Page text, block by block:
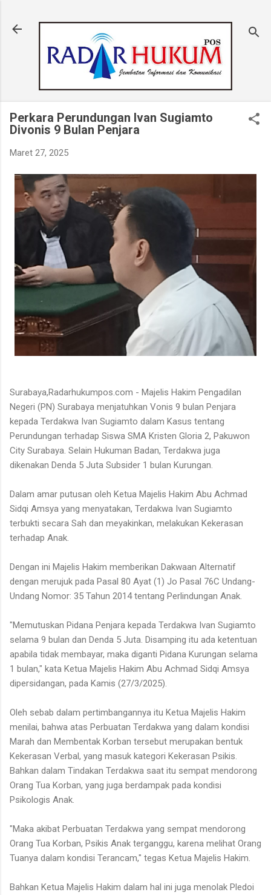
Perkara Perundungan Ivan Sugiamto
Divonis 9 Bulan Penjara
Maret 27, 2025
Surabaya,Radarhukumpos.com - Majelis Hakim Pengadilan
Negeri (PN) Surabaya menjatuhkan Vonis 9 bulan Penjara
kepada Terdakwa Ivan Sugiamto dalam Kasus tentang
Perundungan terhadap Siswa SMA Kristen Gloria 2, Pakuwon
City Surabaya. Selain Hukuman Badan, Terdakwa juga
dikenakan Denda 5 Juta Subsider 1 bulan Kurungan.
Dalam amar putusan oleh Ketua Majelis Hakim Abu Achmad
Sidqi Amsya yang menyatakan, Terdakwa Ivan Sugiamto
terbukti secara Sah dan meyakinkan, melakukan Kekerasan
terhadap Anak.
Dengan ini Majelis Hakim memberikan Dakwaan Alternatif
dengan merujuk pada Pasal 80 Ayat (1) Jo Pasal 76C Undang-
Undang Nomor: 35 Tahun 2014 tentang Perlindungan Anak.
"Memutuskan Pidana Penjara kepada Terdakwa Ivan Sugiamto
selama 9 bulan dan Denda 5 Juta. Disamping itu ada ketentuan
apabila tidak membayar, maka diganti Pidana Kurungan selama
1 bulan," kata Ketua Majelis Hakim Abu Achmad Sidqi Amsya
dipersidangan, pada Kamis (27/3/2025).
Oleh sebab dalam pertimbangannya itu Ketua Majelis Hakim
menilai, bahwa atas Perbuatan Terdakwa yang dalam kondisi
Marah dan Membentak Korban tersebut merupakan bentuk
Kekerasan Verbal, yang masuk kategori Kekerasan Psikis.
Bahkan dalam Tindakan Terdakwa saat itu sempat mendorong
Orang Tua Korban, yang juga berdampak pada kondisi
Psikologis Anak.
"Maka akibat Perbuatan Terdakwa yang sempat mendorong
Orang Tua Korban, Psikis Anak terganggu, karena melihat Orang
Tuanya dalam kondisi Terancam," tegas Ketua Majelis Hakim.
Bahkan Ketua Majelis Hakim dalam hal ini juga menolak Pledoi